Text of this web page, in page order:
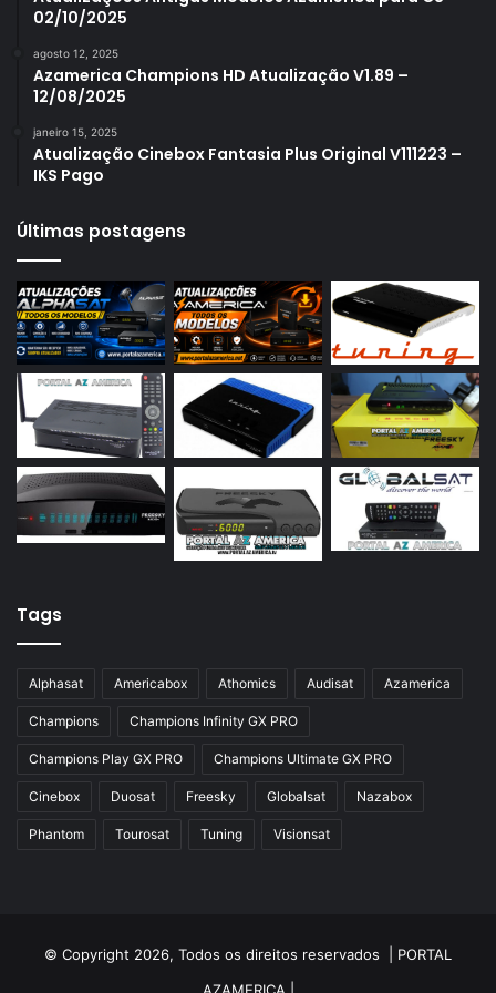
Azamerica S1007 New
Azamerica S1007 Plus
Azamerica S1009
Azamerica S2005
Azamerica S2015
Azamerica S922
Azamerica S922 Mini
Azamerica S928
Azamerica Silver
Azamerica Silver GX PRO
Azamerica Silver IPTV
Azfox
Azgold
Azplus
Azsat
Azsky
Champions
02/10/2025
agosto 12, 2025
Azamerica Champions HD Atualização V1.89 –
12/08/2025
janeiro 15, 2025
Atualização Cinebox Fantasia Plus Original V111223 –
IKS Pago
Últimas postagens
Tags
Alphasat Americabox Athomics Audisat Azamerica
Champions Champions Infinity GX PRO
Champions Play GX PRO Champions Ultimate GX PRO
Cinebox Duosat Freesky Globalsat Nazabox
Phantom Tourosat Tuning Visionsat
© Copyright 2026, Todos os direitos reservados | PORTAL
AZAMERICA